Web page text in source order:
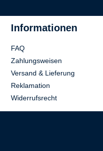
Informationen
FAQ
Zahlungsweisen
Versand & Lieferung
Reklamation
Widerrufsrecht